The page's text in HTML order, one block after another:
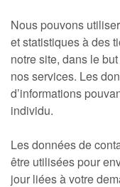
Nous pouvons
et statistiques à des
notre site, dans le
nos services. Les
d’informations
individu.
Les données de
être utilisées pour
jour liées à votre